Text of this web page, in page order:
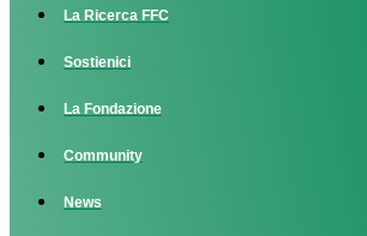
La Ricerca FFC
Sostienici
La Fondazione
Community
News